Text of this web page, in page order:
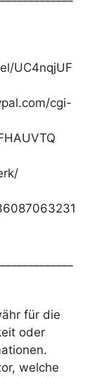
UC4nqjUF
cgi-
für die
oder
welche